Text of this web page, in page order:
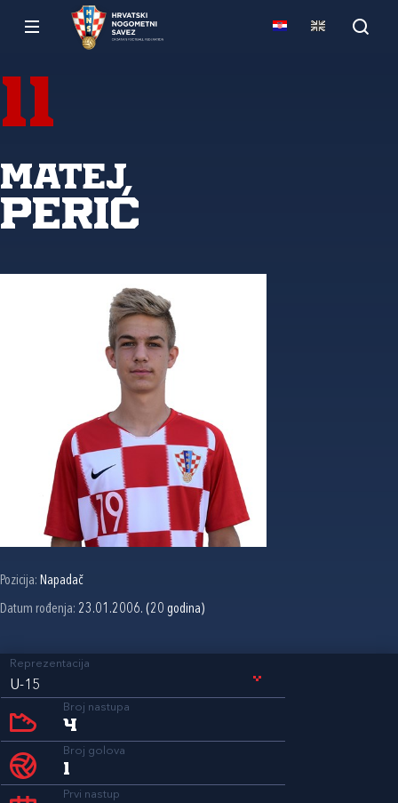
11
Matej
Perić
Pozicija: Napadač
Datum rođenja: 23.01.2006. (20 godina)
Reprezentacija
U-15
Broj nastupa
4
Broj golova
1
Prvi nastup